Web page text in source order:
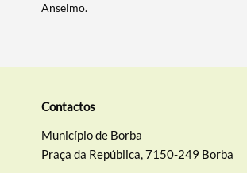
Anselmo.
Contactos
Município de Borba
Praça da República, 7150-249 Borba